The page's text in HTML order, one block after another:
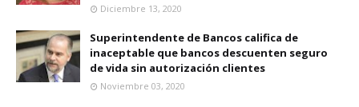
Diciembre 13, 2020
Superintendente de Bancos califica de
inaceptable que bancos descuenten seguro
de vida sin autorización clientes
Noviembre 03, 2020